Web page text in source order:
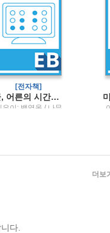
[전자책]
곧, 어른의 시간이 시작된다백영옥 산문집
은이: 백영옥 / 나무
다.
더보